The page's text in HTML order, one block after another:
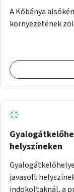
A Kőbánya
környezetének
helyszíneken
javasolt
indokoltaknál, a